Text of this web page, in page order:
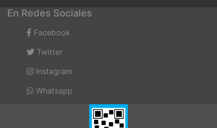
En Redes Sociales
Facebook
Twitter
Instagram
Whatsapp